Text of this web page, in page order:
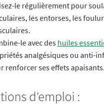
le régulièrement pour
les entorses, les
le avec des huiles
analgésiques ou anti-
renforcer ses effets apaisants.
d’emploi :